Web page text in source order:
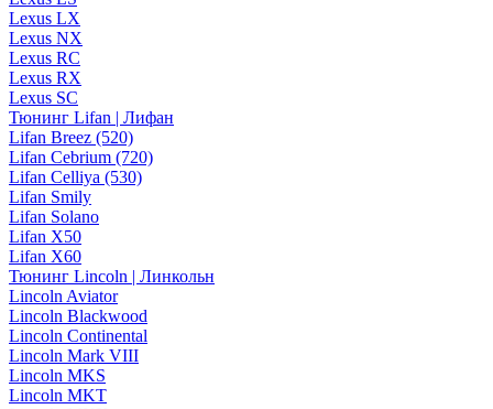
Lexus LX
Lexus NX
Lexus RC
Lexus RX
Lexus SC
Тюнинг Lifan | Лифан
Lifan Breez (520)
Lifan Cebrium (720)
Lifan Celliya (530)
Lifan Smily
Lifan Solano
Lifan X50
Lifan X60
Тюнинг Lincoln | Линкольн
Lincoln Aviator
Lincoln Blackwood
Lincoln Continental
Lincoln Mark VIII
Lincoln MKS
Lincoln MKT